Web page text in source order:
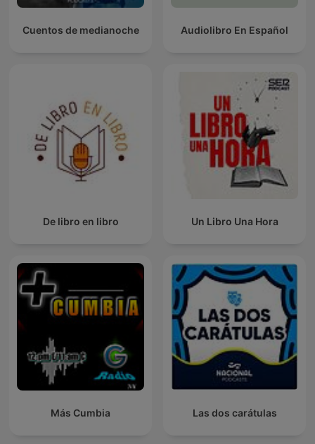
Cuentos de medianoche Audiolibro En Español
De libro en libro Un Libro Una Hora
Más Cumbia Las dos carátulas